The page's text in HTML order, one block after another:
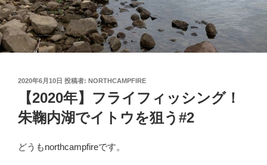
投
2020年6月10日 投稿者: NORTHCAMPFIRE
【2020年】フライフィッシング！
朱鞠内湖でイトウを狙う#2
どうもnorthcampfireです。